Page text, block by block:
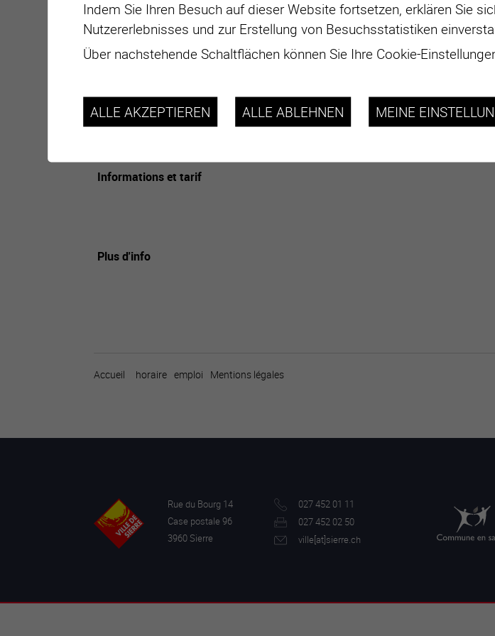
Datum
Adresse
Informations et tarif
Plus d'info
Accueil horaire emploi Mentions légales
Rue du Bourg 14
Case postale 96
3960 Sierre
027 452 01 11
027 452 02 50
ville[at]sierre.ch
Indem Sie Ihren Besuch auf dieser Website fortsetzen, erklären Sie
Nutzererlebnisses und zur Erstellung von Besuchsstatistiken
Über nachstehende Schaltflächen können Sie Ihre Cookie-
ALLE AKZEPTIEREN ALLE ABLEHNEN MEINE